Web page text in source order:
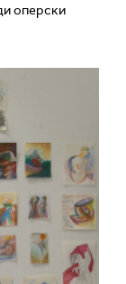
оперски